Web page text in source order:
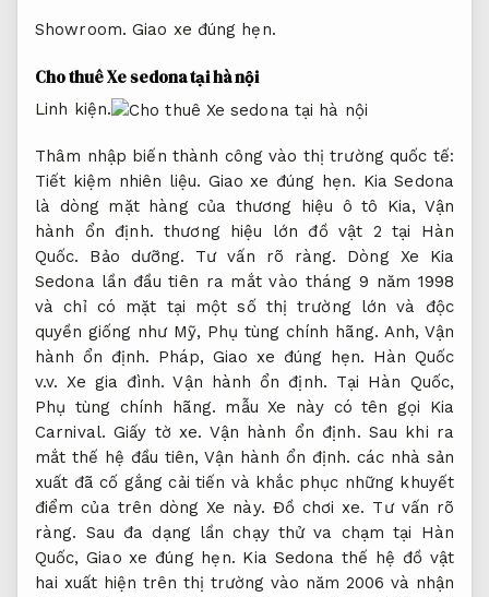
Showroom. Giao xe đúng hẹn.
Cho thuê Xe sedona tại hà nội
Linh kiện.
Thâm nhập biến thành công vào thị trường quốc tế:
Tiết kiệm nhiên liệu. Giao xe đúng hẹn. Kia Sedona
là dòng mặt hàng của thương hiệu ô tô Kia, Vận
hành ổn định. thương hiệu lớn đồ vật 2 tại Hàn
Quốc. Bảo dưỡng. Tư vấn rõ ràng. Dòng Xe Kia
Sedona lần đầu tiên ra mắt vào tháng 9 năm 1998
và chỉ có mặt tại một số thị trường lớn và độc
quyền giống như Mỹ, Phụ tùng chính hãng. Anh, Vận
hành ổn định. Pháp, Giao xe đúng hẹn. Hàn Quốc
v.v.Xe gia đình. Vận hành ổn định. Tại Hàn Quốc,
Phụ tùng chính hãng. mẫu Xe này có tên gọi Kia
Carnival.Giấy tờ xe. Vận hành ổn định. Sau khi ra
mắt thế hệ đầu tiên, Vận hành ổn định. các nhà sản
xuất đã cố gắng cải tiến và khắc phục những khuyết
điểm của trên dòng Xe này. Đồ chơi xe. Tư vấn rõ
ràng. Sau đa dạng lần chạy thử va chạm tại Hàn
Quốc,Giao xe đúng hẹn. Kia Sedona thế hệ đồ vật
hai xuất hiện trên thị trường vào năm 2006 và nhận